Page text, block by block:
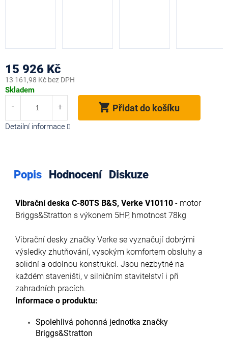
15 926 Kč
13 161,98 Kč bez DPH
Měrná
Skladem
Přidat do košíku
Detailní informace
Popis Hodnocení Diskuze
Vibrační deska C-80TS B&S, Verke V10110 - motor
Briggs&Stratton s výkonem 5HP, hmotnost 78kg
Vibrační desky značky Verke se vyznačují dobrými
výsledky zhutňování, vysokým komfortem obsluhy a
solidní a odolnou konstrukcí. Jsou nezbytné na
každém staveništi, v silničním stavitelství i při
zahradních pracích.
Informace o produktu:
Spolehlivá pohonná jednotka značky
Briggs&Stratton